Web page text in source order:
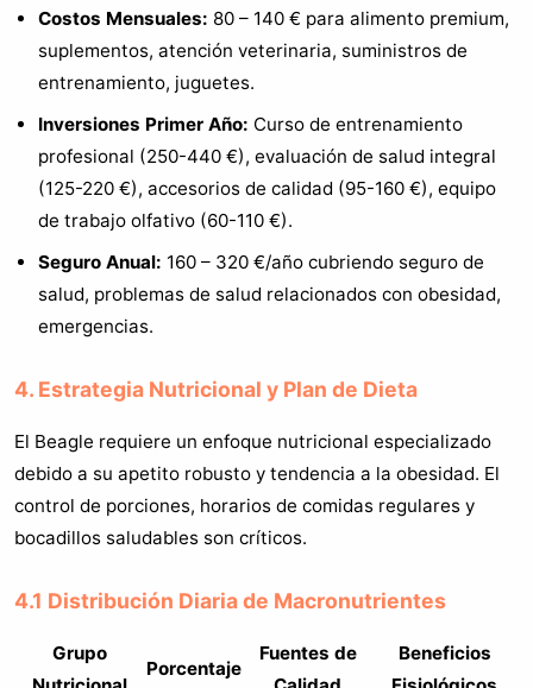
Costos Mensuales: 80 – 140 € para alimento premium,
suplementos, atención veterinaria, suministros de
entrenamiento, juguetes.
Inversiones Primer Año: Curso de entrenamiento
profesional (250-440 €), evaluación de salud integral
(125-220 €), accesorios de calidad (95-160 €), equipo
de trabajo olfativo (60-110 €).
Seguro Anual: 160 – 320 €/año cubriendo seguro de
salud, problemas de salud relacionados con obesidad,
emergencias.
4. Estrategia Nutricional y Plan de Dieta
El Beagle requiere un enfoque nutricional especializado
debido a su apetito robusto y tendencia a la obesidad. El
control de porciones, horarios de comidas regulares y
bocadillos saludables son críticos.
4.1 Distribución Diaria de Macronutrientes
Grupo
Porcentaje
Fuentes de
Beneficios